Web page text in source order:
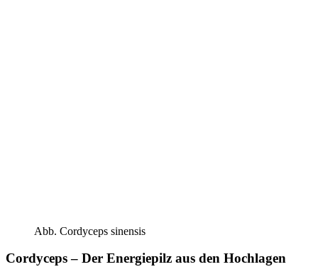
Abb. Cordyceps sinensis
Cordyceps – Der Energiepilz aus den Hochlagen